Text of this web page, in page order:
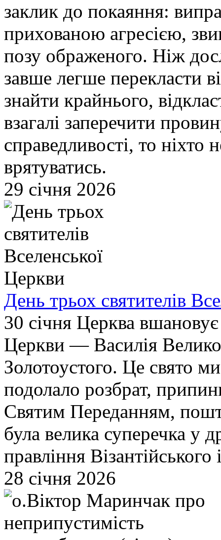
заклик до покаяння:
прихованою агресією,
позу ображеного. Ніж
завше легше перекласти
знайти крайнього,
взагалі заперечити
справедливості, то ніхто
врятуватись.
29 січня 2026
День трьох святителів
30 січня Церква
Церкви — Василія
Золотоустого. Це свято
подолало розбрат,
Святим Переданням,
була велика суперечка у
правління
28 січня 2026